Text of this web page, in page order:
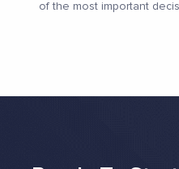
of the most important